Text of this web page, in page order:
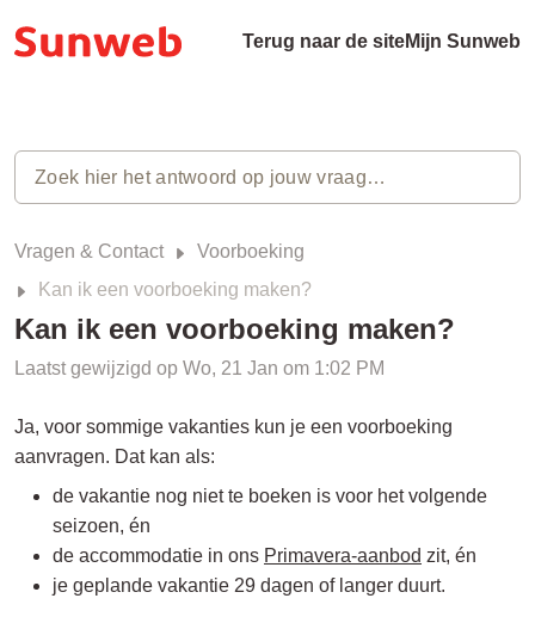
Terug naar de siteMijn Sunweb
Vragen & Contact
Voorboeking
Kan ik een voorboeking maken?
Kan ik een voorboeking maken?
Laatst gewijzigd op Wo, 21 Jan om 1:02 PM
Ja, voor sommige vakanties kun je een voorboeking
aanvragen. Dat kan als:
de vakantie nog niet te boeken is voor het volgende
seizoen, én
de accommodatie in ons Primavera-aanbod zit, én
je geplande vakantie 29 dagen of langer duurt.